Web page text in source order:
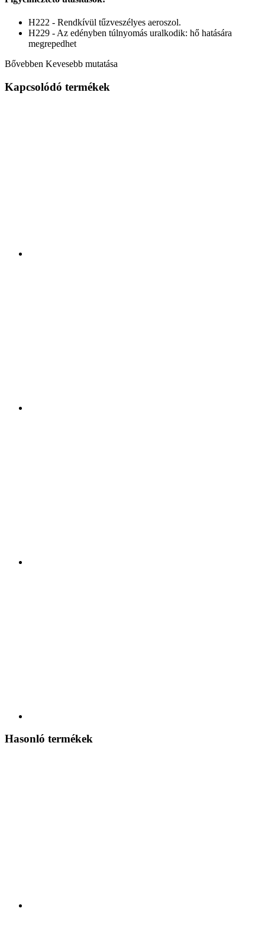
H222 - Rendkívül tűzveszélyes aeroszol.
H229 - Az edényben túlnyomás uralkodik: hő hatására
megrepedhet
Bővebben Kevesebb mutatása
Kapcsolódó termékek
Hasonló termékek